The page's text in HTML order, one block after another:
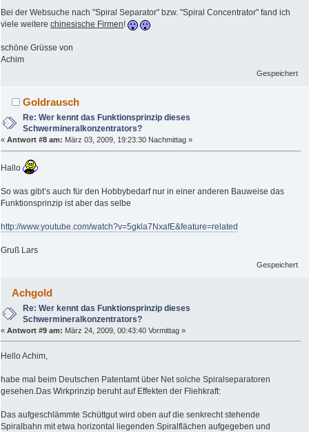
Bei der Websuche nach "Spiral Separator" bzw. "Spiral Concentrator" fand ich
viele weitere chinesische Firmen!
schöne Grüsse von
Achim
Gespeichert
Goldrausch
Re: Wer kennt das Funktionsprinzip dieses
Schwermineralkonzentrators?
« Antwort #8 am: März 03, 2009, 19:23:30 Nachmittag »
Hallo
So was gibt’s auch für den Hobbybedarf nur in einer anderen Bauweise das
Funktionsprinzip ist aber das selbe
http://www.youtube.com/watch?v=5gkla7NxafE&feature=related
Gruß Lars
Gespeichert
Achgold
Re: Wer kennt das Funktionsprinzip dieses
Schwermineralkonzentrators?
« Antwort #9 am: März 24, 2009, 00:43:40 Vormittag »
Hello Achim,
habe mal beim Deutschen Patentamt über Net solche Spiralseparatoren
gesehen.Das Wirkprinzip beruht auf Effekten der Fliehkraft:
Das aufgeschlämmte Schüttgut wird oben auf die senkrecht stehende
Spiralbahn mit etwa horizontal liegenden Spiralflächen aufgegeben und